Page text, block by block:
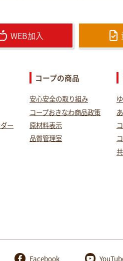
WEB加入
ー
コープの商品
安心安全の取り組み
コープおきなわ商品政策
原材料表示
品質管理室
Facebook